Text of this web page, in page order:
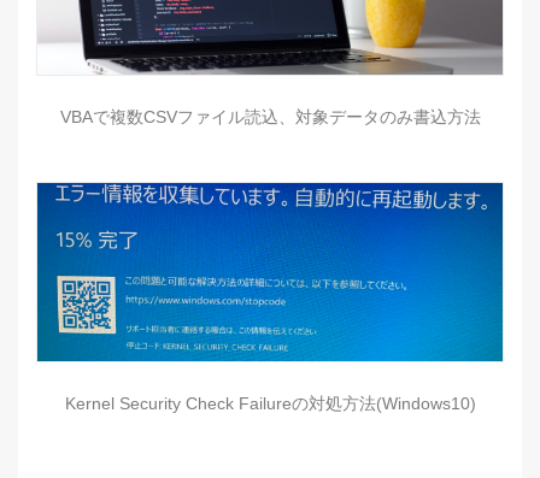
VBAで複数CSVファイル読込、対象データのみ書込方法
Kernel Security Check Failureの対処方法(Windows10)